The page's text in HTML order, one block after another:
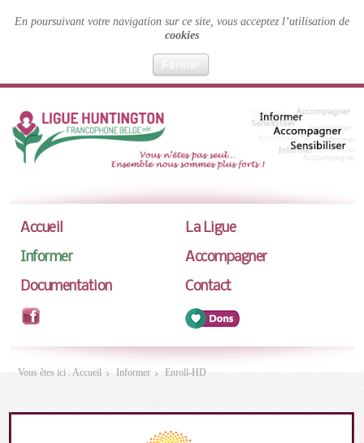
En poursuivant votre navigation sur ce site, vous acceptez l’utilisation de
cookies
Fermer
Accueil
La Ligue
Informer
Accompagner
Documentation
Contact
Vous êtes ici :Accueil Informer Enroll-HD